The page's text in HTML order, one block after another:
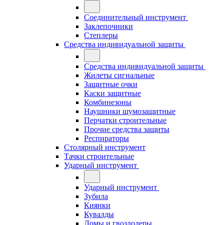
Соединительный инструмент
Заклепочники
Степлеры
Средства индивидуальной защиты
Средства индивидуальной защиты
Жилеты сигнальные
Защитные очки
Каски защитные
Комбинезоны
Наушники шумозащитные
Перчатки строительные
Прочие средства защиты
Респираторы
Столярный инструмент
Тачки строительные
Ударный инструмент
Ударный инструмент
Зубила
Киянки
Кувалды
Ломы и гвоздодеры